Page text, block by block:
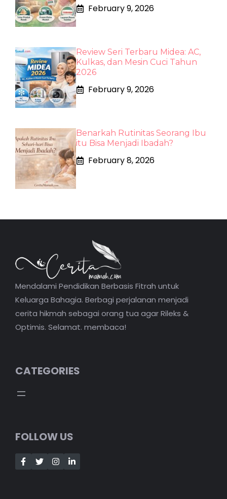
February 9, 2026
Review Seri Terbaru Midea: AC,
Kulkas, dan Mesin Cuci Tahun
2026
February 9, 2026
Benarkah Rutinitas Seorang Ibu
itu Bisa Menjadi Ibadah?
February 8, 2026
Mendalami Pendidikan Berbasis Fitrah untuk
Keluarga Bahagia. Berbagi perjalanan menjadi
cerita hikmah sebagai orang tua agar Rileks &
Optimis. Selamat. membaca!
CATEGORIES
FOLLOW US